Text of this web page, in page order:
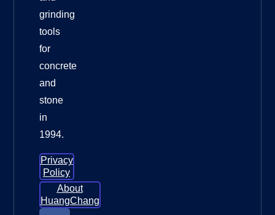
grinding
tools
for
concrete
and
stone
in
1994.
Privacy
Policy
About
HuangChang